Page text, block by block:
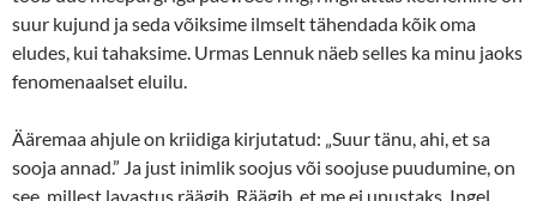
suur kujund ja seda võiksime ilmselt tähendada kõik oma
eludes, kui tahaksime. Urmas Lennuk näeb selles ka minu jaoks
fenomenaalset eluilu.
Ääremaa ahjule on kriidiga kirjutatud: „Suur tänu, ahi, et sa
sooja annad.” Ja just inimlik soojus või soojuse puudumine, on
see, millest lavastus räägib. Räägib, et me ei unustaks. Ingel